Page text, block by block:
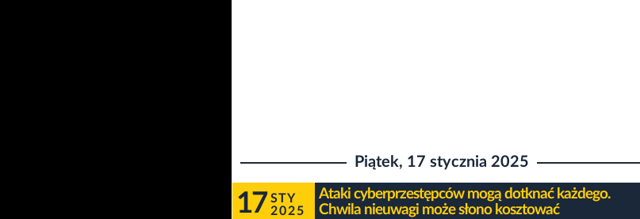
Piątek, 17 stycznia 2025
17 STY
2025
Ataki cyberprzestępców mogą dotknać każdego.
Chwila nieuwagi może słono kosztować